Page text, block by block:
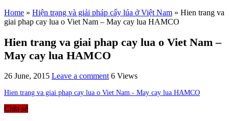
Home » Hiện trạng và giải pháp cấy lúa ở Việt Nam » Hien trang va
giai phap cay lua o Viet Nam – May cay lua HAMCO
Hien trang va giai phap cay lua o Viet Nam –
May cay lua HAMCO
26 June, 2015 Leave a comment 6 Views
Hien trang va giai phap cay lua o Viet Nam - May cay lua HAMCO
Chia sẻ